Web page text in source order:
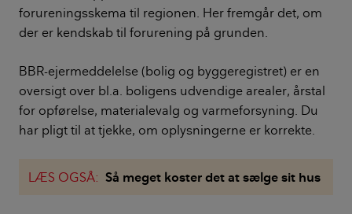
forureningsskema til regionen. Her fremgår det, om
der er kendskab til forurening på grunden.
BBR-ejermeddelelse (bolig og byggeregistret) er en
oversigt over bl.a. boligens udvendige arealer, årstal
for opførelse, materialevalg og varmeforsyning. Du
har pligt til at tjekke, om oplysningerne er korrekte.
LÆS OGSÅ: Så meget koster det at sælge sit hus